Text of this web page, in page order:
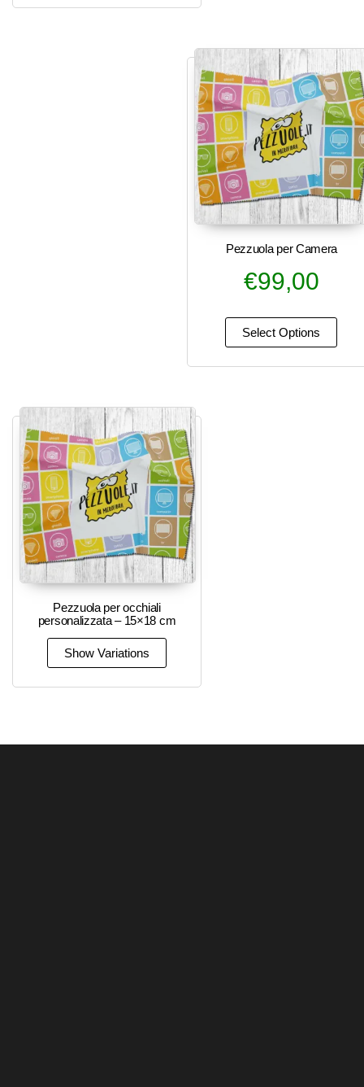
Pezzuola per Camera
€99,00
Select Options
Pezzuola per occhiali
personalizzata – 15×18 cm